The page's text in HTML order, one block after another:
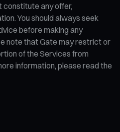
constitute any offer,
You should always seek
before making any
note that Gate may restrict or
of the Services from
information, please read the